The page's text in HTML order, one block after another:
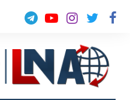
التجاوز